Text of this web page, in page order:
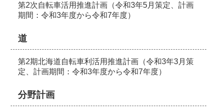
第2次自転車活用推進計画（令和3年5月策定、計画
期間：令和3年度から令和7年度）
道
第2期北海道自転車利活用推進計画（令和3年3月策
定、計画期間：令和3年度から令和7年度）
分野計画